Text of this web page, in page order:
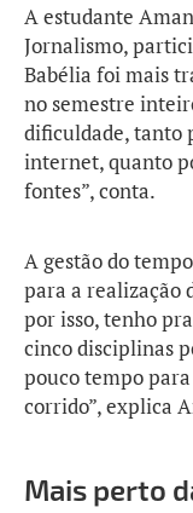
A estudante
Jornalismo,
Babélia foi mais
no semestre
dificuldade, tanto
internet, quanto
fontes”, conta.
A gestão do
para a realização
por isso, tenho
cinco disciplinas
pouco tempo
corrido”, explica
Mais perto